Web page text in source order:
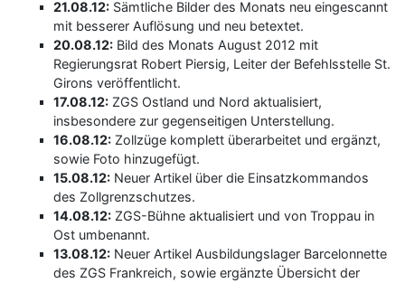
21.08.12: Sämtliche Bilder des Monats neu eingescannt
mit besserer Auflösung und neu betextet.
20.08.12: Bild des Monats August 2012 mit
Regierungsrat Robert Piersig, Leiter der Befehlsstelle St.
Girons veröffentlicht.
17.08.12: ZGS Ostland und Nord aktualisiert,
insbesondere zur gegenseitigen Unterstellung.
16.08.12: Zollzüge komplett überarbeitet und ergänzt,
sowie Foto hinzugefügt.
15.08.12: Neuer Artikel über die Einsatzkommandos
des Zollgrenzschutzes.
14.08.12: ZGS-Bühne aktualisiert und von Troppau in
Ost umbenannt.
13.08.12: Neuer Artikel Ausbildungslager Barcelonnette
des ZGS Frankreich, sowie ergänzte Übersicht der